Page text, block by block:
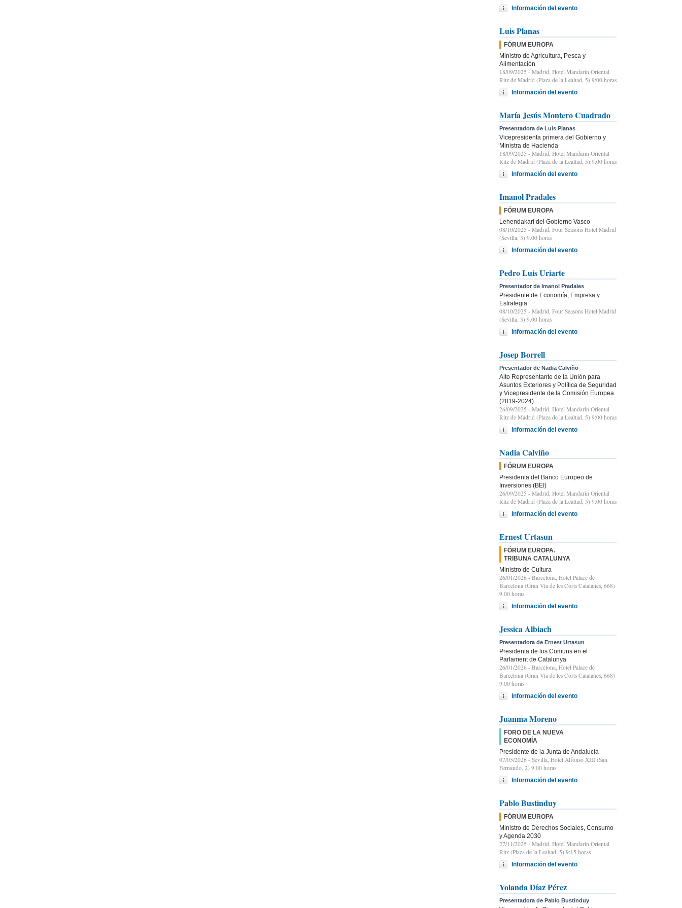
Información del evento
Luis Planas
FÓRUM EUROPA
Ministro de Agricultura, Pesca y
Alimentación
18/09/2025 - Madrid, Hotel Mandarin Oriental
Ritz de Madrid (Plaza de la Lealtad, 5) 9:00 horas
Información del evento
María Jesús Montero Cuadrado
Presentadora de Luis Planas
Vicepresidenta primera del Gobierno y
Ministra de Hacienda
18/09/2025 - Madrid, Hotel Mandarin Oriental
Ritz de Madrid (Plaza de la Lealtad, 5) 9:00 horas
Información del evento
Imanol Pradales
FÓRUM EUROPA
Lehendakari del Gobierno Vasco
08/10/2025 - Madrid, Four Seasons Hotel Madrid
(Sevilla, 3) 9.00 horas
Información del evento
Pedro Luis Uriarte
Presentador de Imanol Pradales
Presidente de Economía, Empresa y
Estrategia
08/10/2025 - Madrid, Four Seasons Hotel Madrid
(Sevilla, 3) 9.00 horas
Información del evento
Josep Borrell
Presentador de Nadia Calviño
Alto Representante de la Unión para
Asuntos Exteriores y Política de Seguridad
y Vicepresidente de la Comisión Europea
(2019-2024)
26/09/2025 - Madrid, Hotel Mandarin Oriental
Ritz de Madrid (Plaza de la Lealtad, 5) 9:00 horas
Información del evento
Nadia Calviño
FÓRUM EUROPA
Presidenta del Banco Europeo de
Inversiones (BEI)
26/09/2025 - Madrid, Hotel Mandarin Oriental
Ritz de Madrid (Plaza de la Lealtad, 5) 9:00 horas
Información del evento
Ernest Urtasun
FÓRUM EUROPA.
TRIBUNA CATALUNYA
Ministro de Cultura
26/01/2026 - Barcelona, Hotel Palace de
Barcelona (Gran Vía de les Corts Catalanes, 668)
9.00 horas
Información del evento
Jessica Albiach
Presentadora de Ernest Urtasun
Presidenta de los Comuns en el
Parlament de Catalunya
26/01/2026 - Barcelona, Hotel Palace de
Barcelona (Gran Vía de les Corts Catalanes, 668)
9.00 horas
Información del evento
Juanma Moreno
FORO DE LA NUEVA
ECONOMÍA
Presidente de la Junta de Andalucía
07/05/2026 - Sevilla, Hotel Alfonso XIII (San
Fernando, 2) 9:00 horas
Información del evento
Pablo Bustinduy
FÓRUM EUROPA
Ministro de Derechos Sociales, Consumo
y Agenda 2030
27/11/2025 - Madrid, Hotel Mandarin Oriental
Ritz (Plaza de la Lealtad, 5) 9:15 horas
Información del evento
Yolanda Díaz Pérez
Presentadora de Pablo Bustinduy